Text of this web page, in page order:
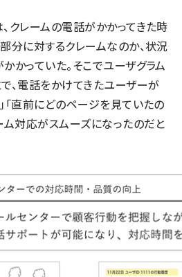
クレームの電話がかかってきた時
分に対するクレームなのか、状況
かっていた。そこでユーザグラム
、電話をかけてきたユーザーが
「直前にどのページを見ていたの
ム対応がスムーズになったのだと